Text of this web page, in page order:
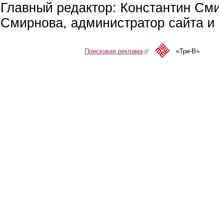
Главный редактор: Константин
Смирнова, администратор сайта
Поисковая реклама(link is external)«Три-В»